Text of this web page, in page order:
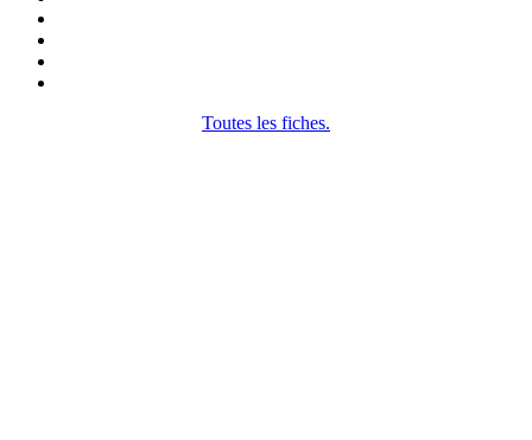
Toutes les fiches.